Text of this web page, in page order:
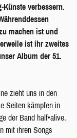
verbessern.
machen ist und
ist ihr zweites
Album der 51.
zieht uns in den
Seiten kämpfen in
der Band half•alive.
mit ihren Songs